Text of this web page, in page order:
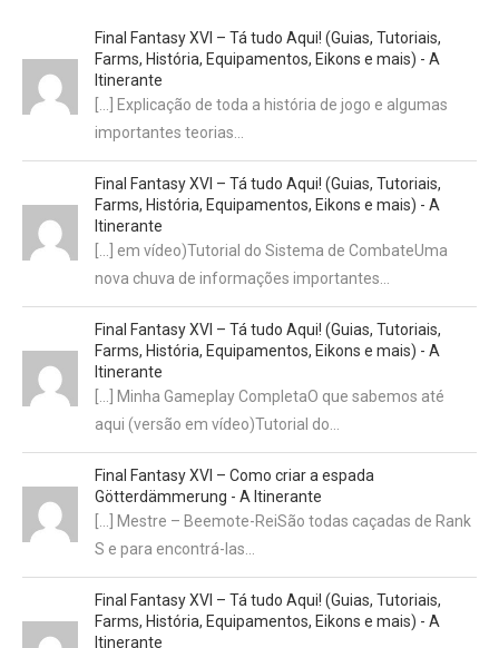
Final Fantasy XVI – Tá tudo Aqui! (Guias, Tutoriais,
Farms, História, Equipamentos, Eikons e mais) - A
Itinerante
[…] Explicação de toda a história de jogo e algumas
importantes teorias…
Final Fantasy XVI – Tá tudo Aqui! (Guias, Tutoriais,
Farms, História, Equipamentos, Eikons e mais) - A
Itinerante
[…] em vídeo)Tutorial do Sistema de CombateUma
nova chuva de informações importantes…
Final Fantasy XVI – Tá tudo Aqui! (Guias, Tutoriais,
Farms, História, Equipamentos, Eikons e mais) - A
Itinerante
[…] Minha Gameplay CompletaO que sabemos até
aqui (versão em vídeo)Tutorial do…
Final Fantasy XVI – Como criar a espada
Götterdämmerung - A Itinerante
[…] Mestre – Beemote-ReiSão todas caçadas de Rank
S e para encontrá-las…
Final Fantasy XVI – Tá tudo Aqui! (Guias, Tutoriais,
Farms, História, Equipamentos, Eikons e mais) - A
Itinerante